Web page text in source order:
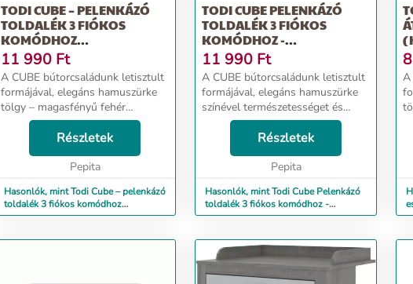
TODI CUBE – PELENKÁZÓ
TOLDALÉK 3 FIÓKOS
KOMÓDHOZ
(HAMUSZÜRKE TÖLGY)
11 990 Ft
A CUBE bútorcsaládunk letisztult
formájával, elegáns hamuszürke
tölgy – magasfényű fehér
színkombinációjával
természetességet és melegséget
áraszt. A Cube pelenkázó toldalék
a 8 cm magas leesésgátlój...
Részletek
Pepita
Hasonlók, mint Todi Cube – pelenkázó
toldalék 3 fiókos komódhoz
(hamuszürke tölgy)
TODI CUBE PELENKÁZÓ
TOLDALÉK 3 FIÓKOS
KOMÓDHOZ -
HAMUSZÜRKE
11 990 Ft
A CUBE bútorcsaládunk letisztult
formájával, elegáns hamuszürke
színével természetességet és
melegséget áraszt. Jellemzői: - A
Cube pelenkázó toldalék a 8 cm
magas leesésgátlójával
megakadályozza gye...
Részletek
Pepita
Hasonlók, mint Todi Cube Pelenkázó
toldalék 3 fiókos komódhoz -
hamuszürke
A